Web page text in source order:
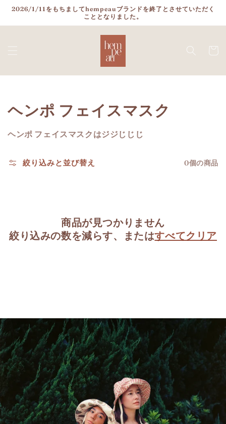
ンツに
2026/1/11をもちましてhempeauブランドを終了とさせていただく
こととなりました。
ー
コ
レ
シ
ヘンポ フェイスマスク
ヘンポ フェイスマスクはジジじじじ
絞り込みと並び替え 0個の商品
商品が見つかりません
絞り込みの数を減らす、またはすべてクリア